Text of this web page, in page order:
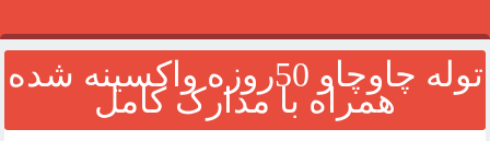
توله چاوچاو 50روزه واکسينه شده
همراه با مدارک کامل